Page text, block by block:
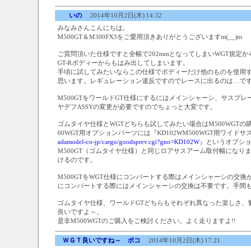
いの 2014年10月2日(木) 14:32
みなみさんこんにちは。
M500GT＆M300FX3をご愛用頂きありがとうございますm(__)m
ご質問頂いた仕様ですと全幅で202mmとなってしまいWGT規定
GT-Rボディーからもはみ出してしまいます。
手頃に試してみたいならこの仕様でボディーだけ他のものを使用
思います。レギュレーション違反ですのでレースに出るのは…で
M500GTをワールドGT仕様にするにはメインシャーシ、サスプレ
ヤデフASSYの変更が必要ですのでちょっと大変です。
ゴムタイヤ仕様とWGTどちらも試してみたい場合はM500WGTの
00WGT用オプションパーツには『KD102WM500WGT用ワイドサ
adamodel-co-jp/cargo/goodsprev.cgi?gno=KD102W 』というオプシ
M500GT（ゴムタイヤ仕様）と同じロアサスアーム取付幅になり
けるのです。
M500GTをWGT仕様にコンバートする際はメインシャーシの交換
にコンバートする際にはメインシャーシの交換は不要です。手間
ゴムタイヤ仕様、ワールドGTどちらもそれぞれ異なった楽しさ
良いですよ～。
是非M500WGTのご購入をご検討ください。よく走りますよ!!
ＷＧＴ良いですね～ ポコ 2014年10月2日(木) 17:21